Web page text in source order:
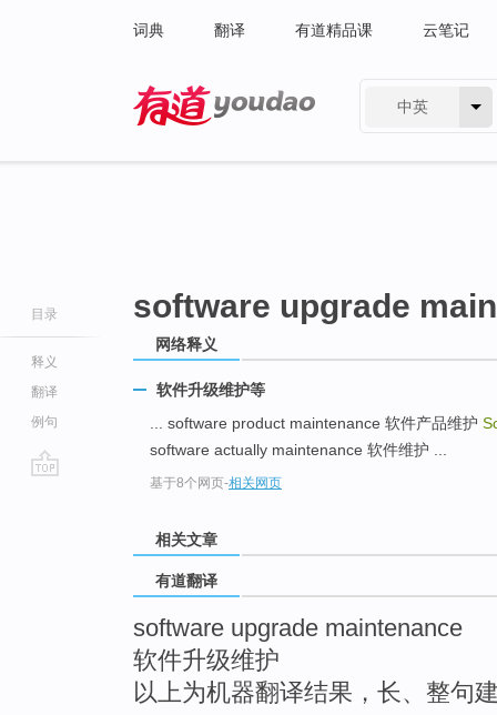
词典 翻译 有道精品课 云笔记
中英
目录
释义
翻译
例句
software upgrade
网络释义
软件升级维护等
... software product maintenance 软件产品维护
software actually maintenance 软件维护 ...
基于8个网页-相关网页
相关文章
有道翻译
software upgrade maintenance
软件升级维护
以上为机器翻译结果，长、整句